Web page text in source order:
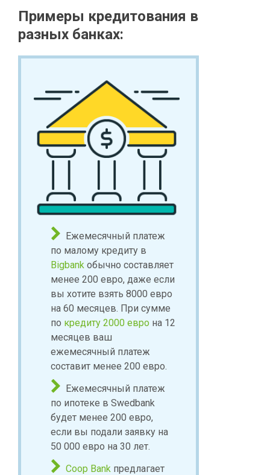
Примеры кредитования в
разных банках:
Ежемесячный платеж
по малому кредиту в
Bigbank обычно составляет
менее 200 евро, даже если
вы хотите взять 8000 евро
на 60 месяцев. При сумме
по кредиту 2000 евро на 12
месяцев ваш
ежемесячный платеж
составит менее 200 евро.
Ежемесячный платеж
по ипотеке в Swedbank
будет менее 200 евро,
если вы подали заявку на
50 000 евро на 30 лет.
Coop Bank предлагает